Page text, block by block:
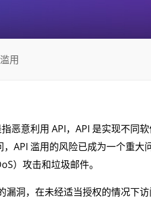
用
恶意利用 API，API 是实现不同
API 滥用的风险已成为一个重大
）攻击和垃圾邮件。
漏洞，在未经适当授权的情况下